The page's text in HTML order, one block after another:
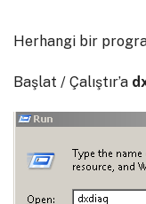
Herhangi bir
Başlat / Çalıştır’a